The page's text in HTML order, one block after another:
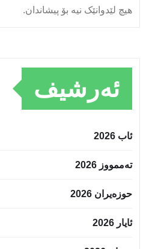
هیچ لێدوانێک نیە بۆ پیشاندان.
ئەرشیف
ئاب 2026
تەممووز 2026
حوزه‌یران 2026
ئایار 2026